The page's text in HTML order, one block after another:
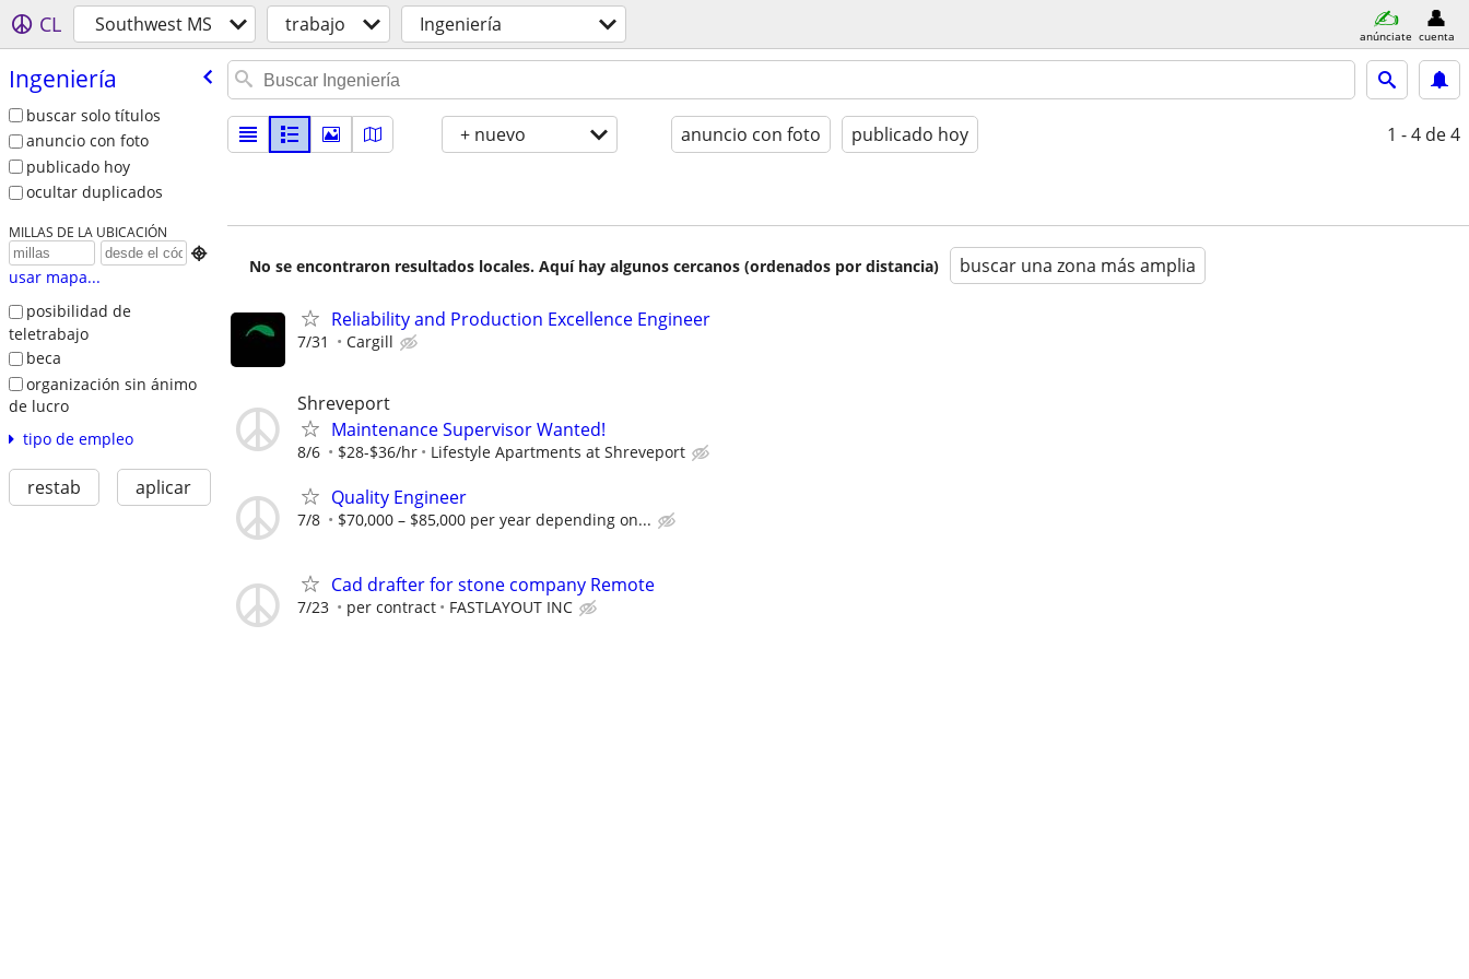
CL Southwest MS trabajo Ingeniería anúnciate cuenta
Ingeniería
buscar solo títulos
anuncio con foto
publicado hoy
ocultar duplicados
MILLAS DE LA UBICACIÓN

usar mapa...
posibilidad de
teletrabajo
beca
organización sin ánimo
de lucro
tipo de empleo
restab aplicar
+ nuevo anuncio con foto publicado hoy 1 - 4 de 4
No se encontraron resultados locales. Aquí hay algunos cercanos (ordenados por distancia) buscar una zona más amplia
Reliability and Production Excellence Engineer
7/31 Cargill
Shreveport
Maintenance Supervisor Wanted!
8/6 $28-$36/hr Lifestyle Apartments at Shreveport
Quality Engineer
7/8 $70,000 – $85,000 per year depending on...
Cad drafter for stone company Remote
7/23 per contract FASTLAYOUT INC